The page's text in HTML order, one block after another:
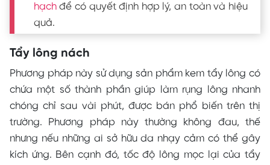
hạchđể có quyết định hợp lý, an toàn và hiệu
quả.
Tẩy lông nách
Phương pháp này sử dụng sản phẩm kem tẩy lông có
chứa một số thành phần giúp làm rụng lông nhanh
chóng chỉ sau vài phút, được bán phổ biến trên thị
trường. Phương pháp này thường không đau, thế
nhưng nếu những ai sở hữu da nhạy cảm có thể gây
kích ứng. Bên cạnh đó, tốc độ lông mọc lại của tẩy